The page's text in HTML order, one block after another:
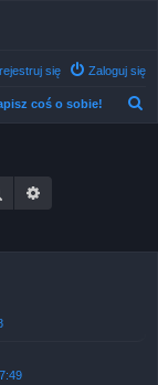
Zaloguj się
się
coś o sobie!
Szukaj